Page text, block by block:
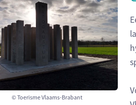
© Toerisme Vlaams-Brabant